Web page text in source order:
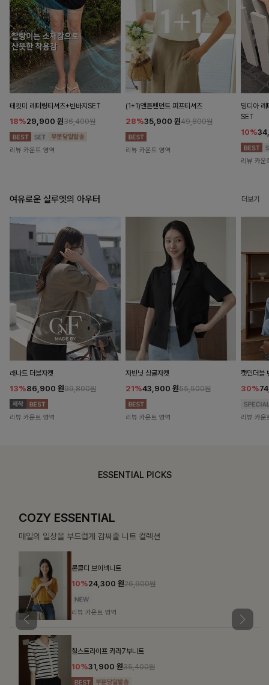
테킷미 레터링티셔츠+반바지SET
18%29,900 원36,400원
리뷰 카운트 영역
(1+1)앤튼펜던트 퍼프티셔츠
28%35,900 원49,800원
리뷰 카운트 영역
밍디아 레
SET
10%
리뷰 카운
여유로운 실루엣의 아우터 더보기
래나드 더블자켓
13%86,900 원99,800원
리뷰 카운트 영역
자빈닛 싱글자켓
21%43,900 원55,500원
리뷰 카운트 영역
캣민더블
30%
리뷰 카운
ESSENTIAL PICKS
COZY ESSENTIAL
매일의 일상을 부드럽게 감싸줄 니트 컬렉션
론클디 브이넥니트
10%24,300원 26,900원
리뷰 카운트 영역
칠스트라이프 카라7부니트
10%31,900원 35,400원